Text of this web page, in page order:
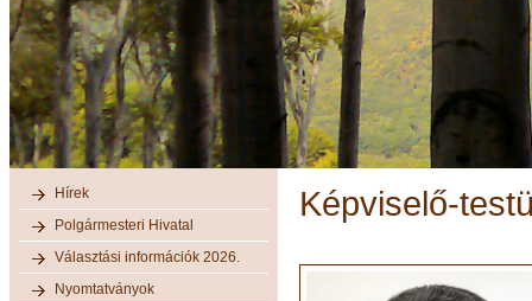
Hírek
Polgármesteri Hivatal
Választási információk 2026.
Nyomtatványok
Képviselő-